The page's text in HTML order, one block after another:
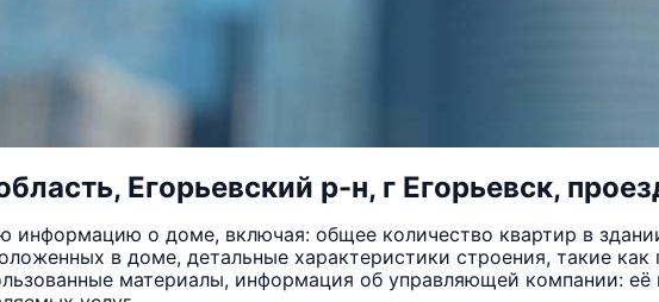
Егорьевский р-н, г Егорьевск,
информацию о доме, включая: общее количество квартир в
в доме, детальные характеристики строения, такие как
материалы, информация об управляющей компании: её